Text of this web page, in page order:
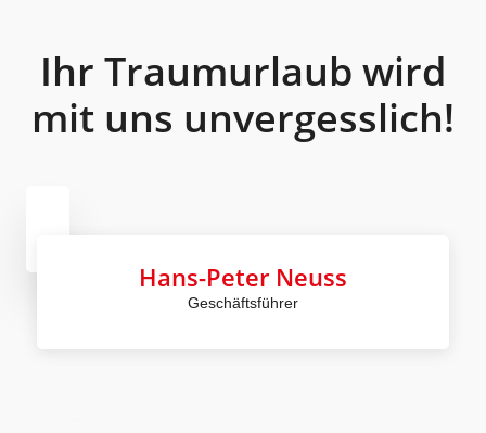
Ihr Traumurlaub wird
mit uns unvergesslich!
Hans-Peter Neuss
Geschäftsführer